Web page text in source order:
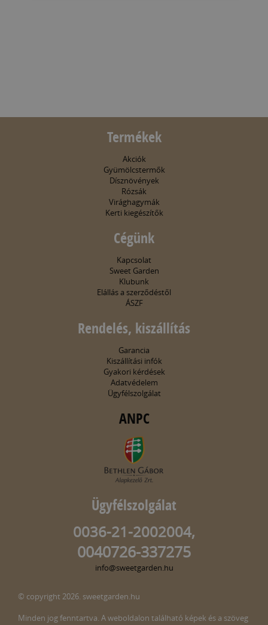
Termékek
Akciók
Gyümölcstermők
Dísznövények
Rózsák
Virághagymák
Kerti kiegészítők
Cégünk
Kapcsolat
Sweet Garden
Klubunk
Elállás a szerződéstől
ÁSZF
Rendelés, kiszállítás
Garancia
Kiszállítási infók
Gyakori kérdések
Adatvédelem
Ügyfélszolgálat
ANPC
Ügyfélszolgálat
0036-21-2002004,
0040726-337275
info@sweetgarden.hu
© copyright 2026. sweetgarden.hu
Minden jog fenntartva. A weboldalon található képek és a szöveg